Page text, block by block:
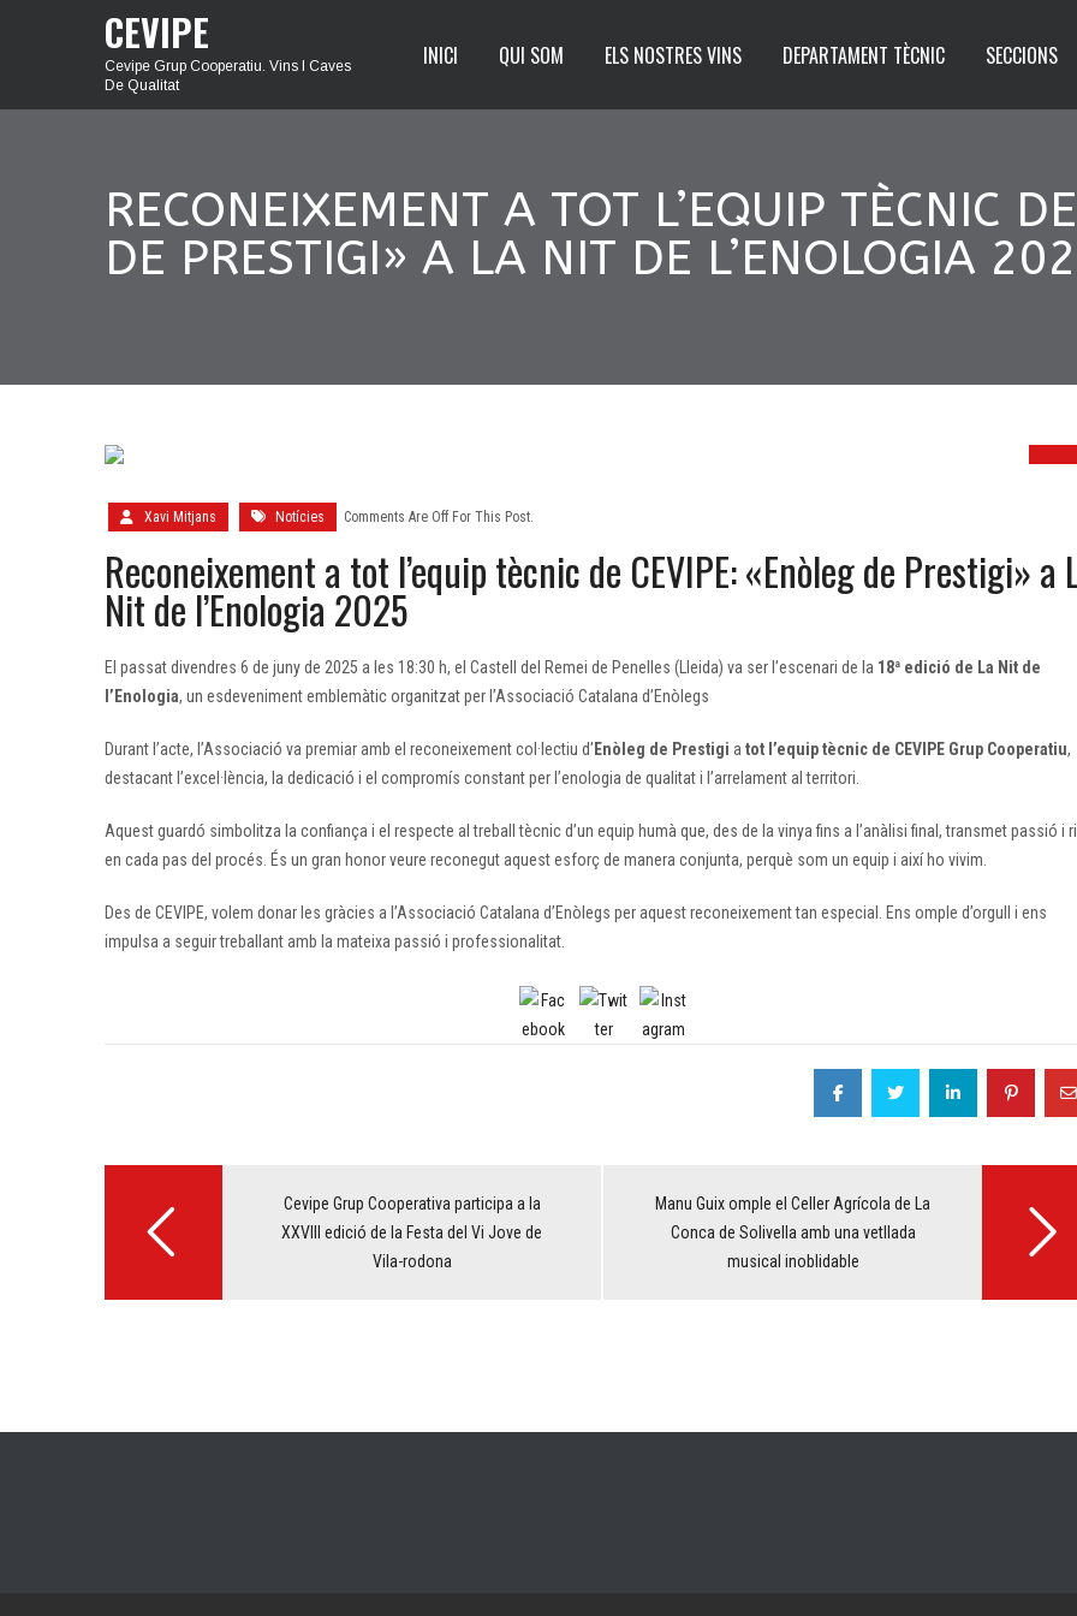
CEVIPE
Cevipe Grup Cooperatiu. Vins I Caves
De Qualitat
INICI QUI SOM ELS NOSTRES VINS DEPARTAMENT TÈCNIC SECCIONS
RECONEIXEMENT A TOT L’EQUIP TÈCNIC
DE PRESTIGI» A LA NIT DE L’ENOLOGIA
Xavi Mitjans Notícies Comments Are Off For This Post.
Reconeixement a tot l’equip tècnic de CEVIPE: «Enòleg de Prestigi» a
Nit de l’Enologia 2025
El passat divendres 6 de juny de 2025 a les 18:30 h, el Castell del Remei de Penelles (Lleida) va ser l’escenari de la 18ª edició de La Nit de
l’Enologia, un esdeveniment emblemàtic organitzat per l’Associació Catalana d’Enòlegs
Durant l’acte, l’Associació va premiar amb el reconeixement col·lectiu d’ Enòleg de Prestigi a tot l’equip tècnic de CEVIPE Grup Cooperatiu,
destacant l’excel·lència, la dedicació i el compromís constant per l’enologia de qualitat i l’arrelament al territori.
Aquest guardó simbolitza la confiança i el respecte al treball tècnic d’un equip humà que, des de la vinya fins a l’anàlisi final, transmet passió i
en cada pas del procés. És un gran honor veure reconegut aquest esforç de manera conjunta, perquè som un equip i així ho vivim.
Des de CEVIPE, volem donar les gràcies a l’Associació Catalana d’Enòlegs per aquest reconeixement tan especial. Ens omple d’orgull i ens
impulsa a seguir treballant amb la mateixa passió i professionalitat.
Post
navigation
Cevipe Grup Cooperativa participa a la
XXVIII edició de la Festa del Vi Jove de
Vila-rodona
Manu Guix omple el Celler Agrícola de La
Conca de Solivella amb una vetllada
musical inoblidable